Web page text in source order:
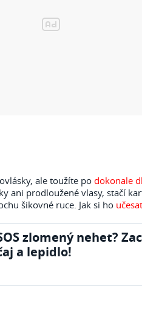
ale toužíte podokonale
ani prodloužené vlasy, stačí
šikovné ruce. Jak si ho učesat
zlomený nehet?
a lepidlo!